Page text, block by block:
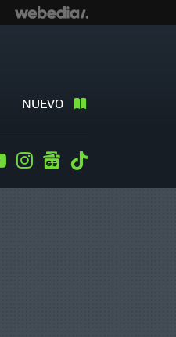
NUEVO
YoutubeInstagramgooglenews